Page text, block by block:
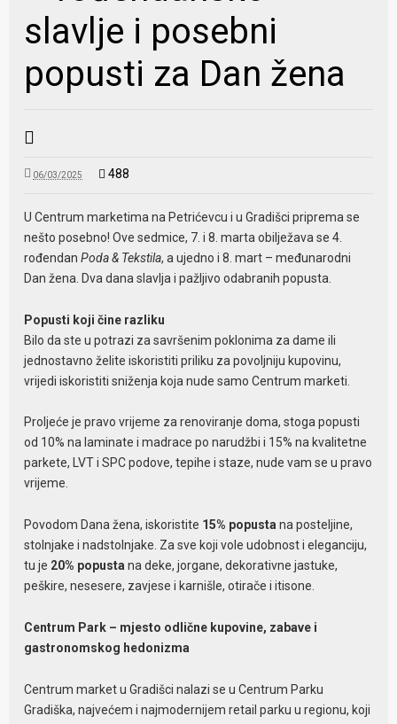
slavlje i posebni
popusti za Dan žena
06/03/2025 488
U Centrum marketima na Petrićevcu i u Gradišci priprema se
nešto posebno! Ove sedmice, 7. i 8. marta obilježava se 4.
rođendanPoda & Tekstila, a ujedno i 8. mart – međunarodni
Dan žena. Dva dana slavlja i pažljivo odabranih popusta.
Popusti koji čine razliku
Bilo da ste u potrazi za savršenim poklonima za dame ili
jednostavno želite iskoristiti priliku za povoljniju kupovinu,
vrijedi iskoristiti sniženja koja nude samo Centrum marketi.
Proljeće je pravo vrijeme za renoviranje doma, stoga popusti
od 10% na laminate i madrace po narudžbi i 15% na kvalitetne
parkete, LVT i SPC podove, tepihe i staze, nude vam se u pravo
vrijeme.
Povodom Dana žena, iskoristite 15% popusta na posteljine,
stolnjake i nadstolnjake. Za sve koji vole udobnost i eleganciju,
tu je 20% popusta na deke, jorgane, dekorativne jastuke,
peškire, nesesere, zavjese i karnišle, otirače i itisone.
Centrum Park – mjesto odlične kupovine, zabave i
gastronomskog hedonizma
Centrum market u Gradišci nalazi se u Centrum Parku
Gradiška, najvećem i najmodernijem retail parku u regionu, koji